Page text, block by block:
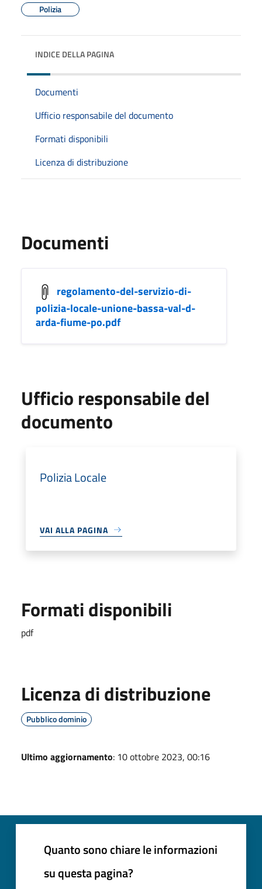
Polizia
INDICE DELLA PAGINA
Documenti
Ufficio responsabile del documento
Formati disponibili
Licenza di distribuzione
Documenti
regolamento-del-servizio-di-
polizia-locale-unione-bassa-val-d-
arda-fiume-po.pdf
Ufficio responsabile del
documento
Polizia Locale
VAI ALLA PAGINA
Formati disponibili
pdf
Licenza di distribuzione
Pubblico dominio
Ultimo aggiornamento: 10 ottobre 2023, 00:16
Quanto sono chiare le informazioni
su questa pagina?